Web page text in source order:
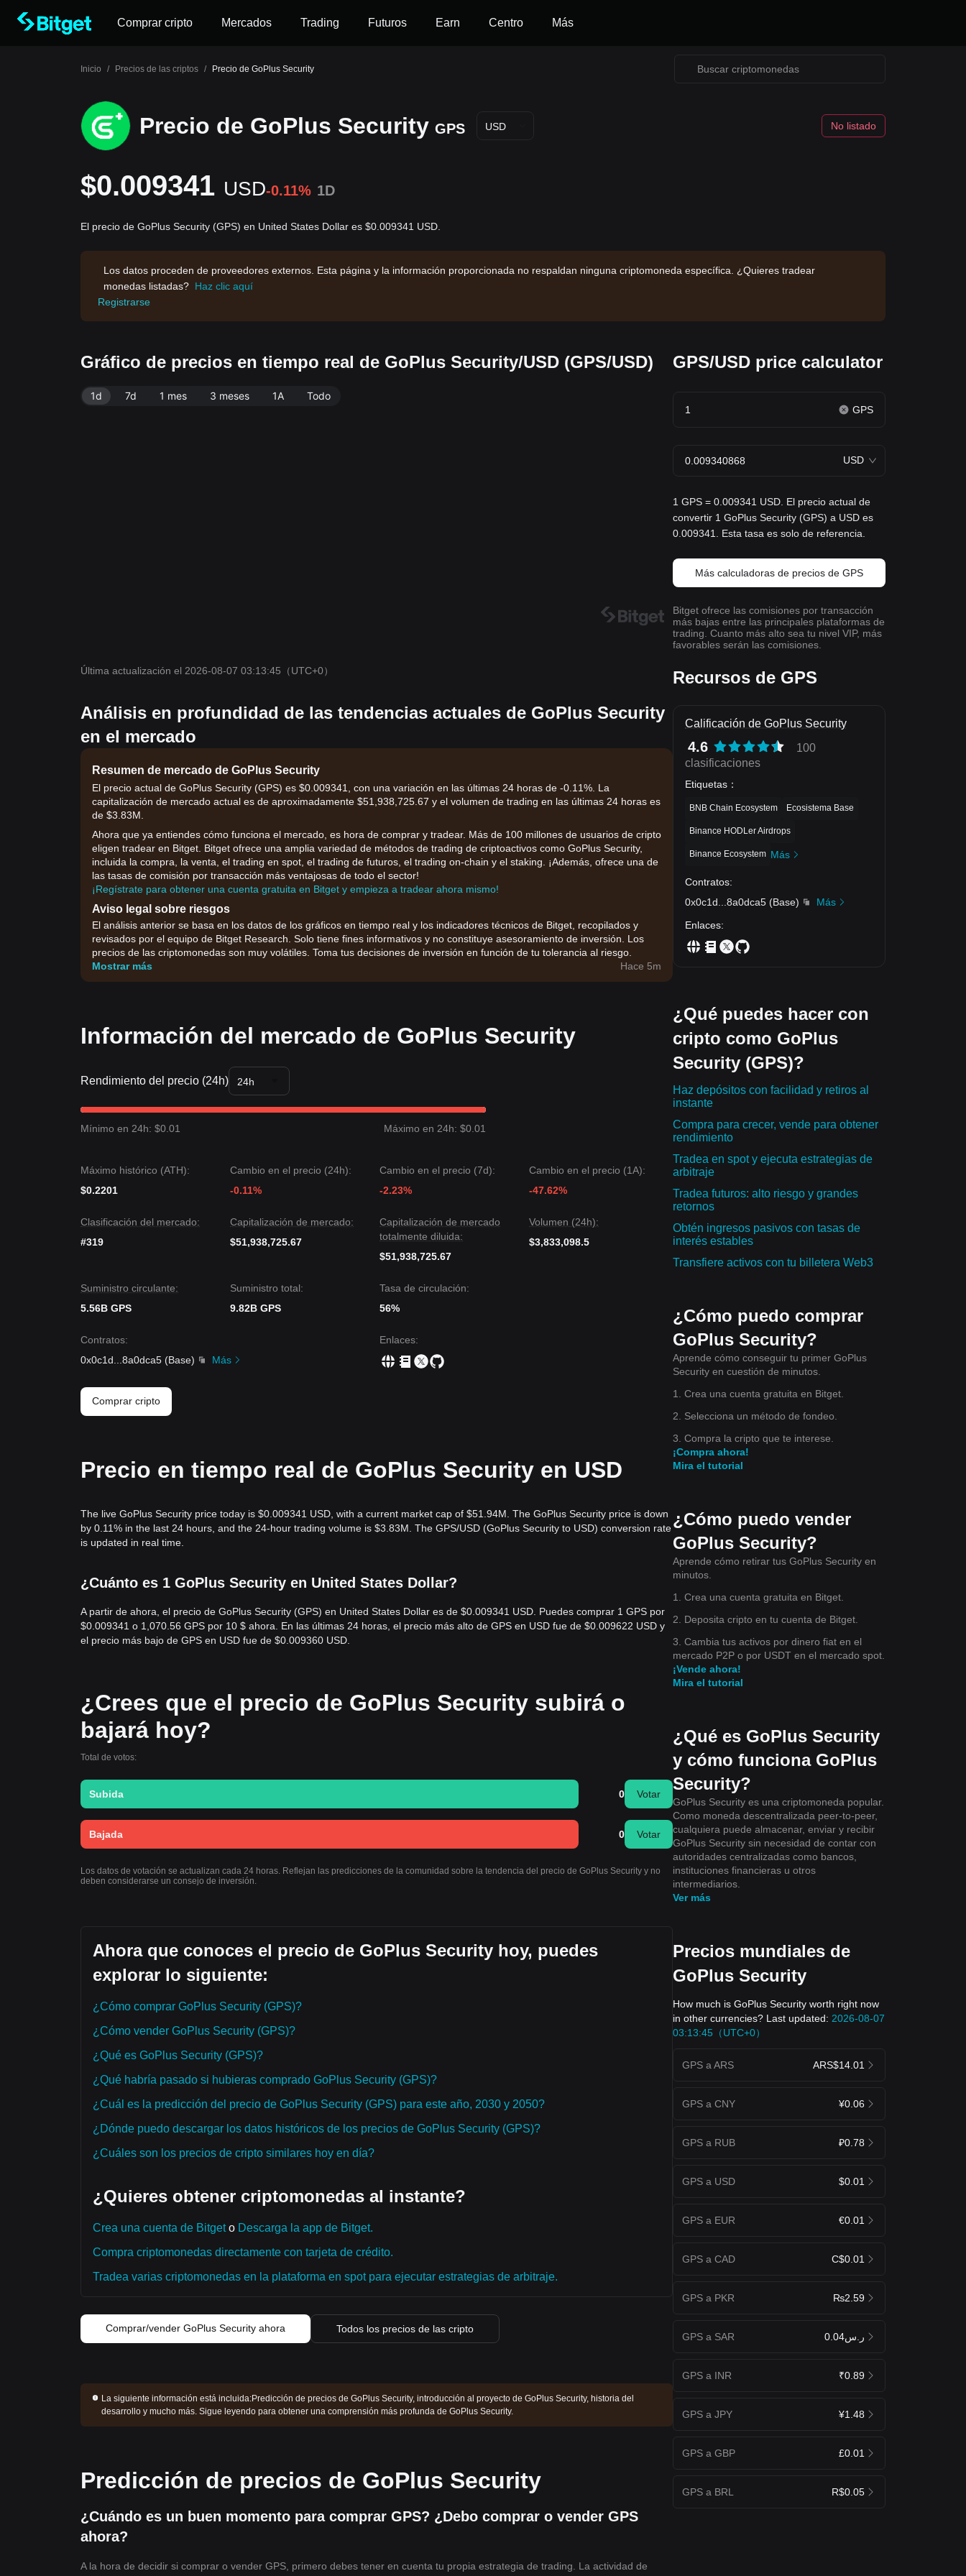
Comprar cripto Mercados Trading Futuros Earn Centro Más
Inicio / Precios de las criptos / Precio de GoPlus Security
Precio de GoPlus Security GPS USD No listado
$0.009341 USD-0.11% 1D
El precio de GoPlus Security (GPS) en United States Dollar es $0.009341 USD.
Los datos proceden de proveedores externos. Esta página y la información proporcionada no respaldan ninguna criptomoneda específica. ¿Quieres tradear
monedas listadas? Haz clic aquí
Registrarse
Gráfico de precios en tiempo real de GoPlus Security/USD (GPS/USD)
1d 7d 1 mes 3 meses 1A Todo
Última actualización el 2026-08-07 03:13:45 （UTC+0）
Análisis en profundidad de las tendencias actuales de GoPlus Security
en el mercado
Resumen de mercado de GoPlus Security
El precio actual de GoPlus Security (GPS) es $0.009341, con una variación en las últimas 24 horas de -0.11%. La
capitalización de mercado actual es de aproximadamente $51,938,725.67 y el volumen de trading en las últimas 24 horas es
de $3.83M.
Ahora que ya entiendes cómo funciona el mercado, es hora de comprar y tradear. Más de 100 millones de usuarios de cripto
eligen tradear en Bitget. Bitget ofrece una amplia variedad de métodos de trading de criptoactivos como GoPlus Security,
incluida la compra, la venta, el trading en spot, el trading de futuros, el trading on-chain y el staking. ¡Además, ofrece una de
las tasas de comisión por transacción más ventajosas de todo el sector!
¡Regístrate para obtener una cuenta gratuita en Bitget y empieza a tradear ahora mismo!
Aviso legal sobre riesgos
El análisis anterior se basa en los datos de los gráficos en tiempo real y los indicadores técnicos de Bitget, recopilados y
revisados por el equipo de Bitget Research. Solo tiene fines informativos y no constituye asesoramiento de inversión. Los
precios de las criptomonedas son muy volátiles. Toma tus decisiones de inversión en función de tu tolerancia al riesgo.
Mostrar más
Hace 5m
Información del mercado de GoPlus Security
Rendimiento del precio (24h) 24h
Mínimo en 24h: $0.01 Máximo en 24h: $0.01
Máximo histórico (ATH):
$0.2201
Cambio en el precio (24h):
-0.11%
Cambio en el precio (7d):
-2.23%
Cambio en el precio (1A):
-47.62%
Clasificación del mercado:
#319
Capitalización de mercado:
$51,938,725.67
Capitalización de mercado
totalmente diluida:
$51,938,725.67
Volumen (24h):
$3,833,098.5
Suministro circulante:
5.56B GPS
Suministro total:
9.82B GPS
Tasa de circulación:
56%
Contratos:
0x0c1d
8a0dca5 (Base) Más
Enlaces:
Comprar cripto
Precio en tiempo real de GoPlus Security en USD
The live GoPlus Security price today is $0.009341 USD, with a current market cap of $51.94M. The GoPlus Security price is down
by 0.11% in the last 24 hours, and the 24-hour trading volume is $3.83M. The GPS/USD (GoPlus Security to USD) conversion rate
is updated in real time.
¿Cuánto es 1 GoPlus Security en United States Dollar?
A partir de ahora, el precio de GoPlus Security (GPS) en United States Dollar es de $0.009341 USD. Puedes comprar 1 GPS por
$0.009341 o 1,070.56 GPS por 10 $ ahora. En las últimas 24 horas, el precio más alto de GPS en USD fue de $0.009622 USD y
el precio más bajo de GPS en USD fue de $0.009360 USD.
¿Crees que el precio de GoPlus Security subirá o
bajará hoy?
Total de votos:
Subida 0 Votar
Bajada 0 Votar
Los datos de votación se actualizan cada 24 horas. Reflejan las predicciones de la comunidad sobre la tendencia del precio de GoPlus Security y no
deben considerarse un consejo de inversión.
Ahora que conoces el precio de GoPlus Security hoy, puedes
explorar lo siguiente:
¿Cómo comprar GoPlus Security (GPS)?
¿Cómo vender GoPlus Security (GPS)?
¿Qué es GoPlus Security (GPS)?
¿Qué habría pasado si hubieras comprado GoPlus Security (GPS)?
¿Cuál es la predicción del precio de GoPlus Security (GPS) para este año, 2030 y 2050?
¿Dónde puedo descargar los datos históricos de los precios de GoPlus Security (GPS)?
¿Cuáles son los precios de cripto similares hoy en día?
¿Quieres obtener criptomonedas al instante?
Crea una cuenta de Bitgeto Descarga la app de Bitget.
Compra criptomonedas directamente con tarjeta de crédito.
Tradea varias criptomonedas en la plataforma en spot para ejecutar estrategias de arbitraje.
Comprar/vender GoPlus Security ahora Todos los precios de las cripto
La siguiente información está incluida:Predicción de precios de GoPlus Security, introducción al proyecto de GoPlus Security, historia del
desarrollo y mucho más. Sigue leyendo para obtener una comprensión más profunda de GoPlus Security.
Predicción de precios de GoPlus Security
¿Cuándo es un buen momento para comprar GPS? ¿Debo comprar o vender GPS
ahora?
A la hora de decidir si comprar o vender GPS, primero debes tener en cuenta tu propia estrategia de trading. La actividad de
GPS/USD price calculator
GPS
USD
1 GPS = 0.009341 USD. El precio actual de
convertir 1 GoPlus Security (GPS) a USD es
0.009341. Esta tasa es solo de referencia.
Más calculadoras de precios de GPS
Bitget ofrece las comisiones por transacción
más bajas entre las principales plataformas de
trading. Cuanto más alto sea tu nivel VIP, más
favorables serán las comisiones.
Recursos de GPS
Calificación de GoPlus Security
4.6
100
clasificaciones
Etiquetas ：
BNB Chain Ecosystem Ecosistema Base
Binance HODLer Airdrops
Binance Ecosystem Más
Contratos:
0x0c1d
8a0dca5 (Base)
Más
Enlaces:
¿Qué puedes hacer con
cripto como GoPlus
Security (GPS)?
Haz depósitos con facilidad y retiros al
instante
Compra para crecer, vende para obtener
rendimiento
Tradea en spot y ejecuta estrategias de
arbitraje
Tradea futuros: alto riesgo y grandes
retornos
Obtén ingresos pasivos con tasas de
interés estables
Transfiere activos con tu billetera Web3
¿Cómo puedo comprar
GoPlus Security?
Aprende cómo conseguir tu primer GoPlus
Security en cuestión de minutos.
1. Crea una cuenta gratuita en Bitget.
2. Selecciona un método de fondeo.
3. Compra la cripto que te interese.
¡Compra ahora!
Mira el tutorial
¿Cómo puedo vender
GoPlus Security?
Aprende cómo retirar tus GoPlus Security en
minutos.
1. Crea una cuenta gratuita en Bitget.
2. Deposita cripto en tu cuenta de Bitget.
3. Cambia tus activos por dinero fiat en el
mercado P2P o por USDT en el mercado spot.
¡Vende ahora!
Mira el tutorial
¿Qué es GoPlus Security
y cómo funciona GoPlus
Security?
GoPlus Security es una criptomoneda popular.
Como moneda descentralizada peer-to-peer,
cualquiera puede almacenar, enviar y recibir
GoPlus Security sin necesidad de contar con
autoridades centralizadas como bancos,
instituciones financieras u otros
intermediarios.
Ver más
Precios mundiales de
GoPlus Security
How much is GoPlus Security worth right now
in other currencies? Last updated: 2026-08-07
03:13:45（UTC+0）
GPS a ARS ARS$14.01
GPS a CNY ¥0.06
GPS a RUB ₽0.78
GPS a USD $0.01
GPS a EUR €0.01
GPS a CAD C$0.01
GPS a PKR ₨2.59
GPS a SAR ر.س0.04
GPS a INR ₹0.89
GPS a JPY ¥1.48
GPS a GBP £0.01
GPS a BRL R$0.05